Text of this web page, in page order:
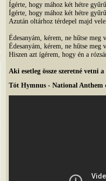
Ígérte, hogy mához két hétre
Ígérte, hogy mához két hétre
Azután oltárhoz térdepel majd
Édesanyám, kérem, ne hűtse meg
Édesanyám, kérem, ne hűtse meg
Hiszen azt ígérem, hogy én a
Aki esetleg össze szeretné vetni
Tót Hymnus - National Anthem